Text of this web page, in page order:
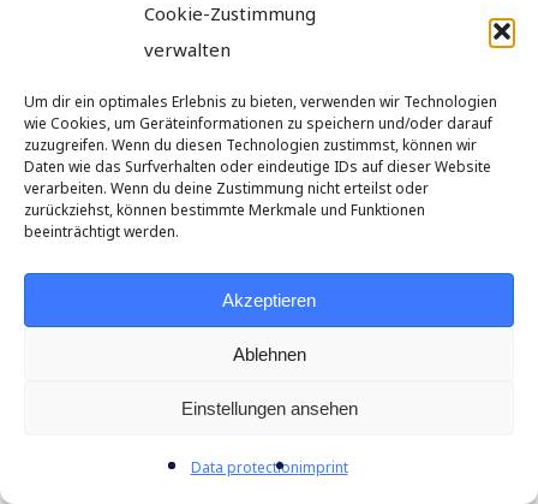
Cookie-Zustimmung
verwalten
Um dir ein optimales Erlebnis zu bieten, verwenden wir Technologien
wie Cookies, um Geräteinformationen zu speichern und/oder darauf
zuzugreifen. Wenn du diesen Technologien zustimmst, können wir
Daten wie das Surfverhalten oder eindeutige IDs auf dieser Website
verarbeiten. Wenn du deine Zustimmung nicht erteilst oder
zurückziehst, können bestimmte Merkmale und Funktionen
beeinträchtigt werden.
Akzeptieren
Ablehnen
Einstellungen ansehen
Data protectionimprint